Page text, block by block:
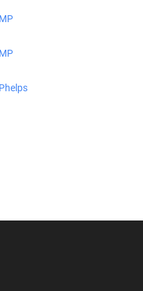
MP
MP
Phelps